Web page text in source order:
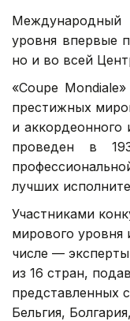
Международный
уровня впервые
но и во всей
«Coupe
престижных
и аккордеонного
проведен в
лучших
Участниками
мирового уровня
числе —
из 16 стран,
представленных
Бельгия,